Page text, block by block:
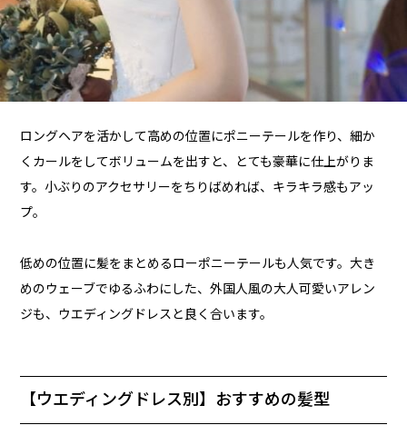
ロングヘアを活かして高めの位置にポニーテールを作り、細か
くカールをしてボリュームを出すと、とても豪華に仕上がりま
す。小ぶりのアクセサリーをちりばめれば、キラキラ感もアッ
プ。
低めの位置に髪をまとめるローポニーテールも人気です。大き
めのウェーブでゆるふわにした、外国人風の大人可愛いアレン
ジも、ウエディングドレスと良く合います。
【ウエディングドレス別】おすすめの髪型